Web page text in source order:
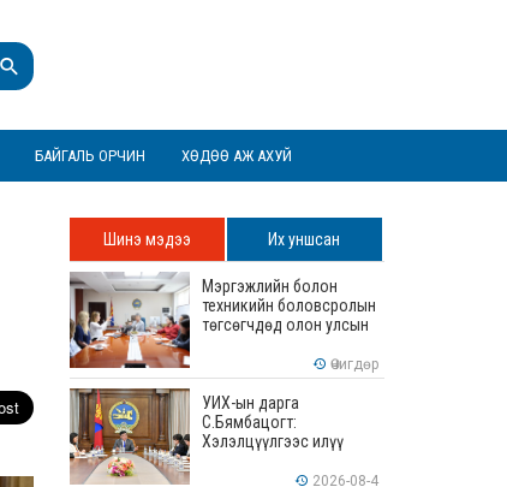
БАЙГАЛЬ ОРЧИН ХӨДӨӨ АЖ АХУЙ
Шинэ мэдээ Их уншсан
Мэргэжлийн болон
техникийн боловсролын
төгсөгчдөд олон улсын
зөвшөөрөгдөх ур
чадваруудыг олгоно
Өчигдөр
УИХ-ын дарга
С.Бямбацогт:
Хэлэлцүүлгээс илүү
илүү бодит үр дүн чухал
2026-08-4